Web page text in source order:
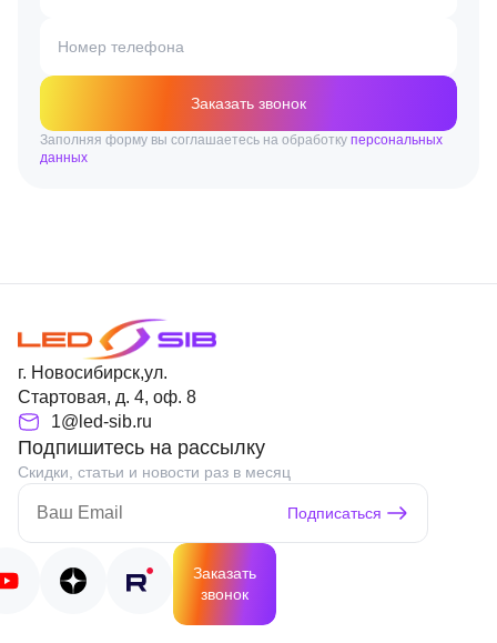
Номер телефона
Заказать звонок
Заполняя форму вы соглашаетесь на обработку персональных
данных
г. Новосибирск,ул.
Стартовая, д. 4, оф. 8
1@led-sib.ru
Подпишитесь на рассылку
Скидки, статьи и новости раз в месяц
Подписаться
Заказать
звонок